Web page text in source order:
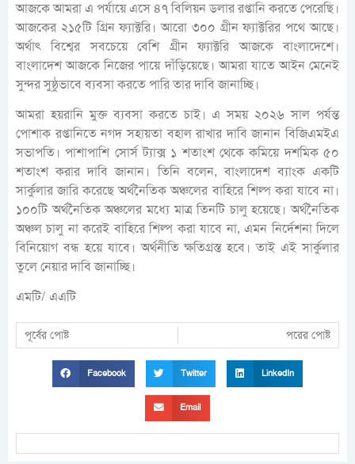
আজকে আমরা এ পর্যায়ে এসে ৪৭ বিলিয়ন ডলার রপ্তানি করতে পেরেছি।
আজকের ২১৫টি গ্রিন ফ্যাক্টরি। আরো ৩০০ গ্রীন ফ্যাক্টরির পথে আছে।
অর্থাৎ বিশ্বের সবচেয়ে বেশি গ্রীন ফ্যাক্টরি আজকে বাংলাদেশে।
বাংলাদেশ আজকে নিজের পায়ে দাঁড়িয়েছে। আমরা যাতে আইন মেনেই
সুন্দর সুষ্ঠুভাবে ব্যবসা করতে পারি তার দাবি জানাচ্ছি।
আমরা হয়রানি মুক্ত ব্যবসা করতে চাই। এ সময় ২০২৬ সাল পর্যন্ত
পোশাক রপ্তানিতে নগদ সহায়তা বহাল রাখার দাবি জানান বিজিএমইএ
সভাপতি। পাশাপাশি সোর্স ট্যাক্স ১ শতাংশ থেকে কমিয়ে দশমিক ৫০
শতাংশ করার দাবি জানান। তিনি বলেন, বাংলাদেশ ব্যাংক একটি
সার্কুলার জারি করেছে অর্থনৈতিক অঞ্চলের বাহিরে শিল্প করা যাবে না।
১০০টি অর্থনৈতিক অঞ্চলের মধ্যে মাত্র তিনটি চালু হয়েছে। অর্থনৈতিক
অঞ্চল চালু না করেই বাহিরে শিল্প করা যাবে না, এমন নির্দেশনা দিলে
বিনিয়োগ বন্ধ হয়ে যাবে। অর্থনীতি ক্ষতিগ্রস্ত হবে। তাই এই সার্কুলার
তুলে নেয়ার দাবি জানাচ্ছি।
এমটি/ এএটি
পূর্বের পোষ্ট পরের পোষ্ট
Facebook Twitter LinkedIn
Email